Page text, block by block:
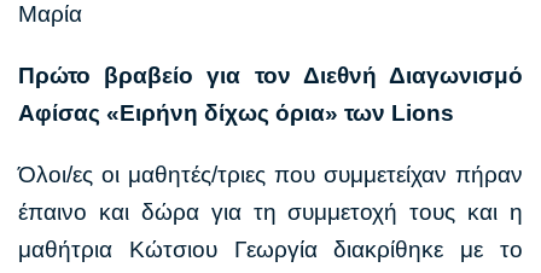
Μαρία
Πρώτο βραβείο για τον Διεθνή Διαγωνισμό
Αφίσας «Ειρήνη δίχως όρια» των Lions
Όλοι/ες οι μαθητές/τριες που συμμετείχαν πήραν
έπαινο και δώρα για τη συμμετοχή τους και η
μαθήτρια Κώτσιου Γεωργία διακρίθηκε με το